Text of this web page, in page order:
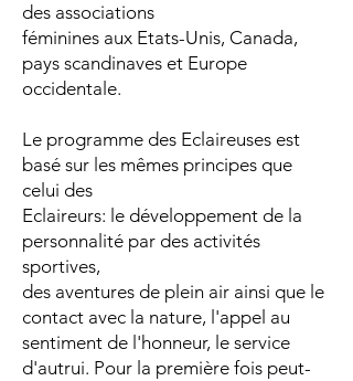
des associations
féminines aux Etats-Unis, Canada,
pays scandinaves et Europe
occidentale.
Le programme des Eclaireuses est
basé sur les mêmes principes que
celui des
Eclaireurs: le développement de la
personnalité par des activités
sportives,
des aventures de plein air ainsi que le
contact avec la nature, l'appel au
sentiment de l'honneur, le service
d'autrui. Pour la première fois peut-